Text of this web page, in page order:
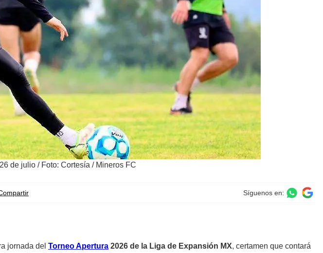
de julio / Foto: Cortesía / Mineros FC
Síguenos en:
jornada del Torneo Apertura 2026 de la Liga de Expansión MX, certamen que contará